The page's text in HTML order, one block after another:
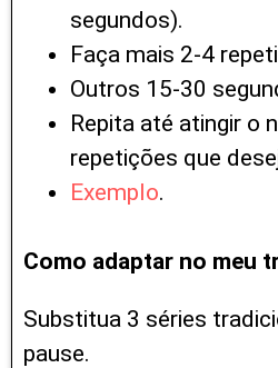
segundos).
Faça mais 2-4
Outros 15-30
Repita até atingir o
repetições que
Exemplo.
Como adaptar no meu
Substitua 3 séries
pause.